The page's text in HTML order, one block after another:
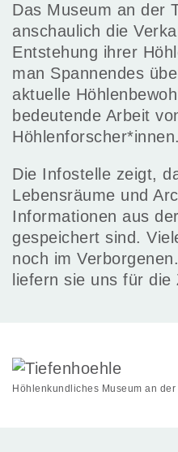
Das Museum an der
anschaulich die
Entstehung ihrer
man Spannendes
aktuelle
bedeutende Arbeit
Höhlenforscher*innen.
Die Infostelle zeigt,
Lebensräume und
Informationen aus
gespeichert sind.
noch im
liefern sie uns für die
Höhlenkundliches Museum an